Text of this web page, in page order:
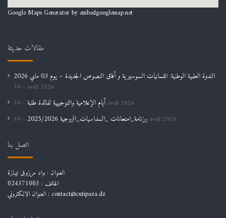
Google Maps Generator by embedgooglemap.net
مقالات حديثة
الندوة العلمية الوطنية: اللسانيات السوسيرية و أفاق النصوص الجديدة – يوم 03 ماي 2026
30 avril 2026
أيام الإعلامية والتوجيهية لفائدة طلبة 30 avril 2026
رزنامة_امتحانات _السداسيات_الزوجية 2025/2026 30 avril 2026
اتصل بنا
العنوان : واد مرزوق تيبازة
الهاتف : 024371003
العنوان الالكتروني : contact@cutipaza.dz